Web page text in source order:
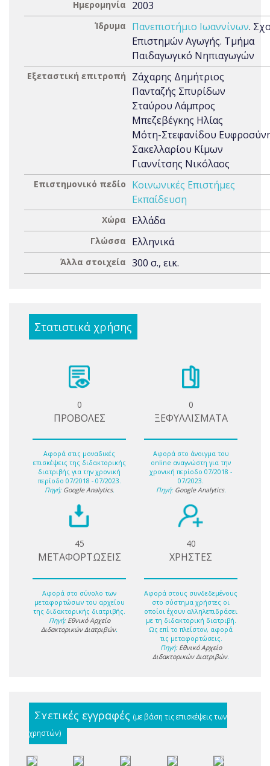
Ημερομηνία 2003
Ίδρυμα Πανεπιστήμιο Ιωαννίνων.
Επιστημών Αγωγής. Τμήμα
Παιδαγωγικό Νηπιαγωγών
Εξεταστική επιτροπή
Ζάχαρης Δημήτριος
Πανταζής Σπυρίδων
Σταύρου Λάμπρος
Μπεζεβέγκης Ηλίας
Μότη-Στεφανίδου
Σακελλαρίου Κίμων
Γιαννίτσης Νικόλαος
Επιστημονικό πεδίο
Κοινωνικές Επιστήμες
Εκπαίδευση
Χώρα Ελλάδα
Γλώσσα Ελληνικά
Άλλα στοιχεία 300 σ., εικ.
Στατιστικά χρήσης
0
ΠΡΟΒΟΛΕΣ
Αφορά στις μοναδικές
επισκέψεις της διδακτορικής
διατριβής για την χρονική
περίοδο 07/2018 - 07/2023.
Πηγή: Google Analytics.
0
ΞΕΦΥΛΛΙΣΜΑΤΑ
Αφορά στο άνοιγμα του
online αναγνώστη για την
χρονική περίοδο 07/2018 -
07/2023.
Πηγή: Google Analytics.
45
ΜΕΤΑΦΟΡΤΩΣΕΙΣ
Αφορά στο σύνολο των
μεταφορτώσων του αρχείου
της διδακτορικής διατριβής.
Πηγή: Εθνικό Αρχείο
Διδακτορικών Διατριβών.
40
ΧΡΗΣΤΕΣ
Αφορά στους συνδεδεμένους
στο σύστημα χρήστες οι
οποίοι έχουν αλληλεπιδράσει
με τη διδακτορική διατριβή.
Ως επί το πλείστον, αφορά
τις μεταφορτώσεις.
Πηγή: Εθνικό Αρχείο
Διδακτορικών Διατριβών.
Σχετικές εγγραφές (με βάση τις επισκέψεις των
χρηστών)